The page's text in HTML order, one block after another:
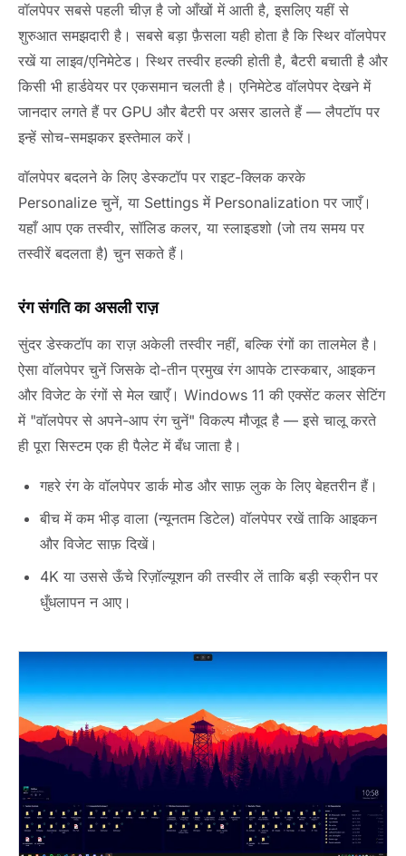
वॉलपेपर सबसे पहली चीज़ है जो आँखों में आती है, इसलिए यहीं से
शुरुआत समझदारी है। सबसे बड़ा फ़ैसला यही होता है कि स्थिर वॉलपेपर
रखें या लाइव/एनिमेटेड। स्थिर तस्वीर हल्की होती है, बैटरी बचाती है और
किसी भी हार्डवेयर पर एकसमान चलती है। एनिमेटेड वॉलपेपर देखने में
जानदार लगते हैं पर GPU और बैटरी पर असर डालते हैं — लैपटॉप पर
इन्हें सोच-समझकर इस्तेमाल करें।
वॉलपेपर बदलने के लिए डेस्कटॉप पर राइट-क्लिक करके
Personalize चुनें, या Settings में Personalization पर जाएँ।
यहाँ आप एक तस्वीर, सॉलिड कलर, या स्लाइडशो (जो तय समय पर
तस्वीरें बदलता है) चुन सकते हैं।
रंग संगति का असली राज़
सुंदर डेस्कटॉप का राज़ अकेली तस्वीर नहीं, बल्कि रंगों का तालमेल है।
ऐसा वॉलपेपर चुनें जिसके दो-तीन प्रमुख रंग आपके टास्कबार, आइकन
और विजेट के रंगों से मेल खाएँ। Windows 11 की एक्सेंट कलर सेटिंग
में "वॉलपेपर से अपने-आप रंग चुनें" विकल्प मौजूद है — इसे चालू करते
ही पूरा सिस्टम एक ही पैलेट में बँध जाता है।
गहरे रंग के वॉलपेपर डार्क मोड और साफ़ लुक के लिए बेहतरीन हैं।
बीच में कम भीड़ वाला (न्यूनतम डिटेल) वॉलपेपर रखें ताकि आइकन
और विजेट साफ़ दिखें।
4K या उससे ऊँचे रिज़ॉल्यूशन की तस्वीर लें ताकि बड़ी स्क्रीन पर
धुँधलापन न आए।